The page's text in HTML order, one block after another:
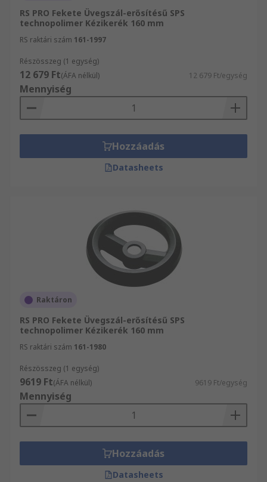
RS PRO Fekete Üvegszál-erősítésű SPS
technopolimer Kézikerék 160 mm
RS raktári szám 161-1997
Részösszeg (1 egység)
12 679 Ft(ÁFA nélkül) 12 679 Ft/egység
Mennyiség
Hozzáadás
Datasheets
Raktáron
RS PRO Fekete Üvegszál-erősítésű SPS
technopolimer Kézikerék 160 mm
RS raktári szám 161-1980
Részösszeg (1 egység)
9619 Ft(ÁFA nélkül) 9619 Ft/egység
Mennyiség
Hozzáadás
Datasheets